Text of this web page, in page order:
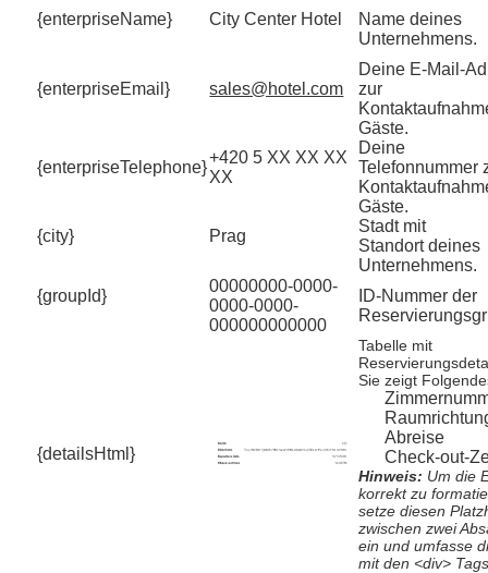
{enterpriseName}
City Center Hotel
Name deines
Unternehmens.
{enterpriseEmail} sales@hotel.com
Deine E-Mail-
zur
Gäste.
{enterpriseTelephone}
+420 5 XX XX XX
XX
Deine
Telefonnummer
Gäste.
{city}
Prag
Stadt mit
Standort deines
Unternehmens.
{groupId}
00000000-0000-
0000-0000-
000000000000
ID-Nummer der
{detailsHtml}
Tabelle mit
Sie zeigt
Abreise
Check-out-
Hinweis: Um die
korrekt zu
setze diesen
zwischen zwei
ein und umfasse
mit den <div>